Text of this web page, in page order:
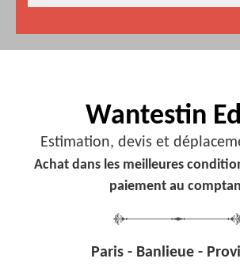
Wantestin
Estimation, devis et
Achat dans les meilleures
paiement au
Paris - Banlieue -